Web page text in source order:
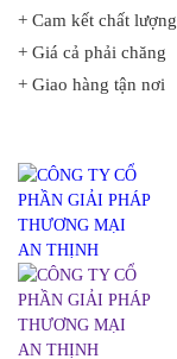
+ Cam kết chất lượng
+ Giá cả phải chăng
+ Giao hàng tận nơi